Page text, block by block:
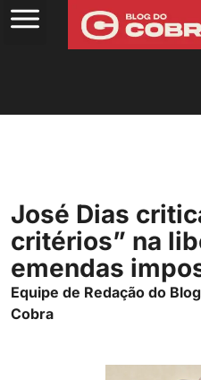
José Dias
critérios” na
emendas
Equipe de Redação do
Cobra